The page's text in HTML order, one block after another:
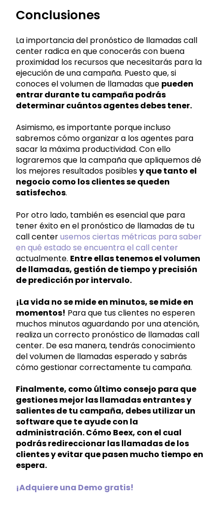
Conclusiones
La importancia del pronóstico de llamadas call
center radica en que conocerás con buena
proximidad los recursos que necesitarás para la
ejecución de una campaña. Puesto que, si
conoces el volumen de llamadas que pueden
entrar durante tu campaña podrás
determinar cuántos agentes debes tener.
Asimismo, es importante porque incluso
sabremos cómo organizar a los agentes para
sacar la máxima productividad. Con ello
lograremos que la campaña que apliquemos dé
los mejores resultados posiblesy que tanto el
negocio como los clientes se queden
satisfechos.
Por otro lado, también es esencial que para
tener éxito en el pronóstico de llamadas de tu
call centerusemos ciertas métricas para saber
en qué estado se encuentra el call center
actualmente. Entre ellas tenemos el volumen
de llamadas, gestión de tiempo y precisión
de predicción por intervalo.
¡La vida no se mide en minutos, se mide en
momentos! Para que tus clientes no esperen
muchos minutos aguardando por una atención,
realiza un correcto pronóstico de llamadas call
center. De esa manera, tendrás conocimiento
del volumen de llamadas esperado y sabrás
cómo gestionar correctamente tu campaña.
Finalmente, como último consejo para que
gestiones mejor las llamadas entrantes y
salientes de tu campaña, debes utilizar un
software que te ayude con la
administración. Cómo Beex, con el cual
podrás redireccionar las llamadas de los
clientes y evitar que pasen mucho tiempo en
espera.
¡Adquiere una Demo gratis!